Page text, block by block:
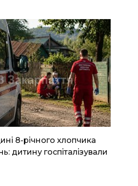
8-річного хлопчика
дитину госпіталізували